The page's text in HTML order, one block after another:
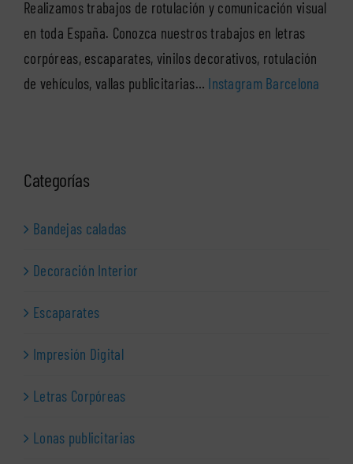
Realizamos trabajos de rotulación y comunicación visual
en toda España. Conozca nuestros trabajos en letras
corpóreas, escaparates, vinilos decorativos, rotulación
de vehículos, vallas publicitarias… Instagram Barcelona
Categorías
Bandejas caladas
Decoración Interior
Escaparates
Impresión Digital
Letras Corpóreas
Lonas publicitarias